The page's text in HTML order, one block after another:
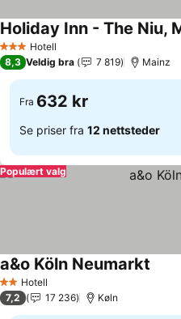
3 StjernerHotell
Holiday Inn - The Niu,
8,3 Veldig bra 7 819 Mainz
Fra 632 kr
Se priser fra 12 nettsteder
Populært valg
2 Stjerner
Hotell
a&o Köln Neumarkt
7,2 17 236 Køln